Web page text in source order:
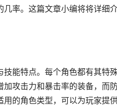
率。这篇文章小编将将详细
能特点。每个角色都有其特
攻击力和暴击率的装备，而
的角色类型，可以为玩家提供